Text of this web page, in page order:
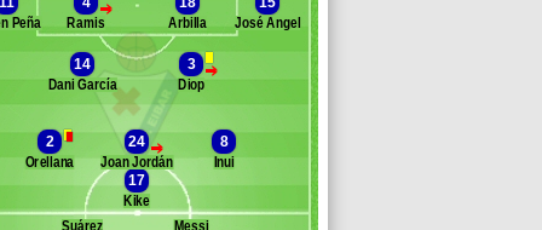
Banc des remplaçants
León
Rodríguez Lombán
Riesgo Unamuno
Peña
>
Ramis
Arbilla
José Ángel
14
Dani García
>
3
Diop
2
Orellana
>
24
Joan Jordán
8
Inui
17
Kike
Messi
Suárez